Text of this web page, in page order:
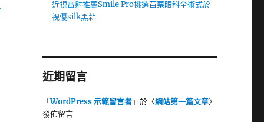
近視雷射推薦Smile Pro挑選苗栗眼科全術式於
視優silk黑蒜
近期留言
「WordPress 示範留言者」於〈網站第一篇文章〉
發佈留言